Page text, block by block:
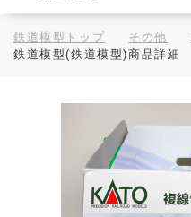
鉄道模型トップ その他
鉄道模型(鉄道模型)商品詳細